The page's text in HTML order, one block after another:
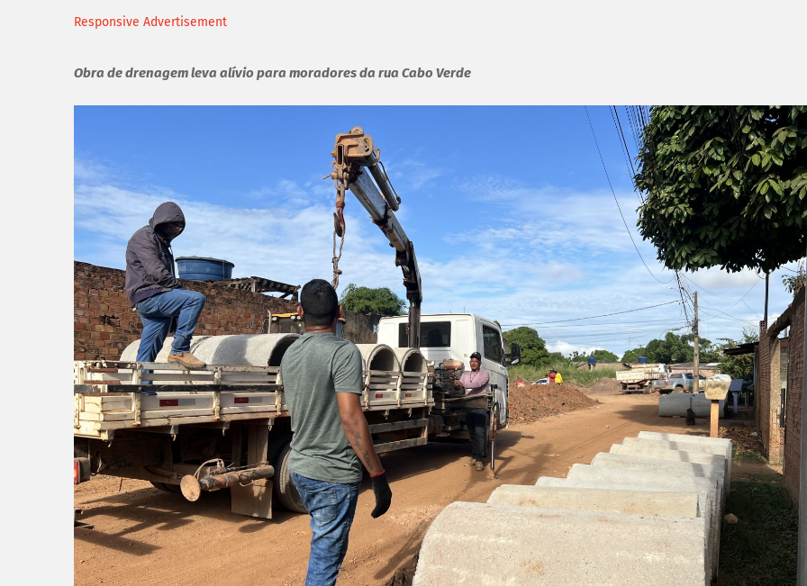
Responsive Advertisement
Obra de drenagem leva alívio para moradores da rua Cabo Verde